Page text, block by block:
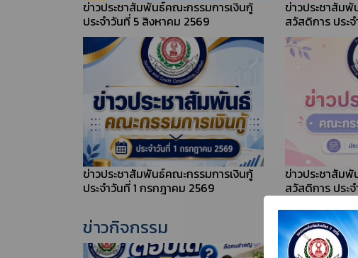
ข่าวประชาสัมพันธ์คณะกรรมการเงินกู้
ประจำวันที่ 5 สิงหาคม 2569
ข่าวประชาสัม
สวัสดิการ ปร
2569